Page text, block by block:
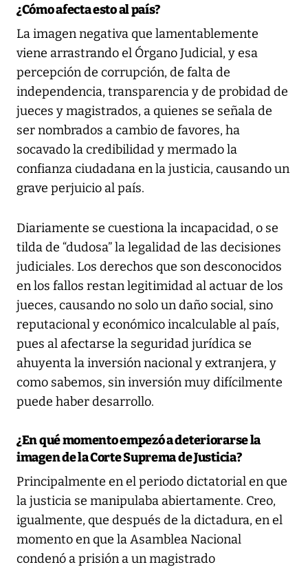
¿Cómo afecta esto al país?
La imagen negativa que lamentablemente
viene arrastrando el Órgano Judicial, y esa
percepción de corrupción, de falta de
independencia, transparencia y de probidad de
jueces y magistrados, a quienes se señala de
ser nombrados a cambio de favores, ha
socavado la credibilidad y mermado la
confianza ciudadana en la justicia, causando un
grave perjuicio al país.
Diariamente se cuestiona la incapacidad, o se
tilda de “dudosa” la legalidad de las decisiones
judiciales. Los derechos que son desconocidos
en los fallos restan legitimidad al actuar de los
jueces, causando no solo un daño social, sino
reputacional y económico incalculable al país,
pues al afectarse la seguridad jurídica se
ahuyenta la inversión nacional y extranjera, y
como sabemos, sin inversión muy difícilmente
puede haber desarrollo.
¿En qué momento empezó a deteriorarse la
imagen de la Corte Suprema de Justicia?
Principalmente en el periodo dictatorial en que
la justicia se manipulaba abiertamente. Creo,
igualmente, que después de la dictadura, en el
momento en que la Asamblea Nacional
condenó a prisión a un magistrado